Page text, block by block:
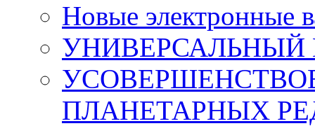
Новые электронные
УНИВЕРСАЛЬНЫЙ
ПЛАНЕТАРНЫХ